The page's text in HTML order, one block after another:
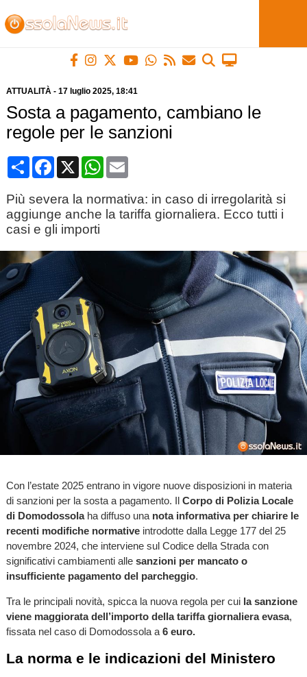
ATTUALITÀ- 17 luglio 2025, 18:41
Sosta a pagamento, cambiano le
regole per le sanzioni
CondividiFacebook
X WhatsApp
Email
Più severa la normativa: in caso di irregolarità si
aggiunge anche la tariffa giornaliera. Ecco tutti i
casi e gli importi
Con l’estate 2025 entrano in vigore nuove disposizioni in materia
di sanzioni per la sosta a pagamento. Il Corpo di Polizia Locale
di Domodossolaha diffuso una nota informativa per chiarire le
recenti modifiche normativeintrodotte dalla Legge 177 del 25
novembre 2024, che interviene sul Codice della Strada con
significativi cambiamenti alle sanzioni per mancato o
insufficiente pagamento del parcheggio.
Tra le principali novità, spicca la nuova regola per cui la sanzione
viene maggiorata dell’importo della tariffa giornaliera evasa,
fissata nel caso di Domodossola a 6 euro.
La norma e le indicazioni del Ministero